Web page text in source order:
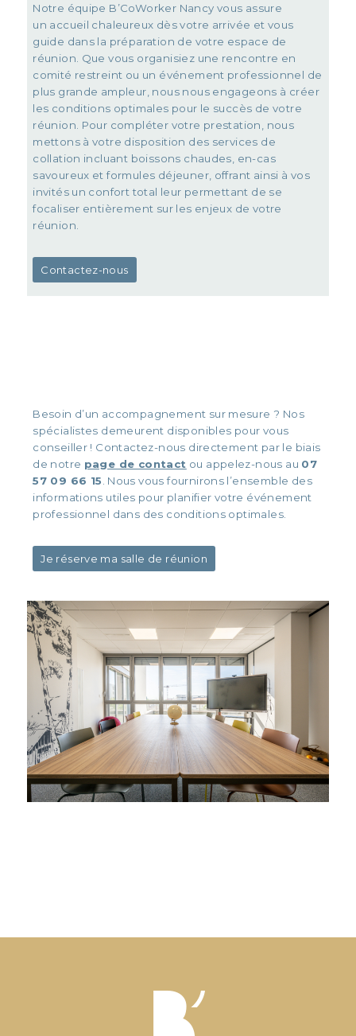
Notre équipe B’CoWorker Nancy vous assure
un accueil chaleureux dès votre arrivée et vous
guide dans la préparation de votre espace de
réunion. Que vous organisiez une rencontre en
comité restreint ou un événement professionnel de
plus grande ampleur, nous nous engageons à créer
les conditions optimales pour le succès de votre
réunion. Pour compléter votre prestation, nous
mettons à votre disposition des services de
collation incluant boissons chaudes, en-cas
savoureux et formules déjeuner, offrant ainsi à vos
invités un confort total leur permettant de se
focaliser entièrement sur les enjeux de votre
réunion.
Contactez-nous
Besoin d’un accompagnement sur mesure ? Nos
spécialistes demeurent disponibles pour vous
conseiller ! Contactez-nous directement par le biais
de notre page de contact ou appelez-nous au 07
57 09 66 15 . Nous vous fournirons l’ensemble des
informations utiles pour planifier votre événement
professionnel dans des conditions optimales.
Je réserve ma salle de réunion